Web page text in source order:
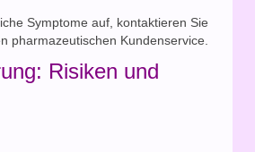
Symptome auf, kontaktieren Sie
pharmazeutischen Kundenservice.
Risiken und